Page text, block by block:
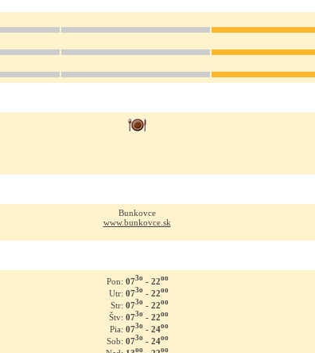
Bunkovce
www.bunkovce.sk
Pon: 073o- 22oo
Utr: 073o- 22oo
Str: 073o- 22oo
Štv: 073o- 22oo
Pia: 073o- 24oo
Sob: 073o- 24oo
oo
oo